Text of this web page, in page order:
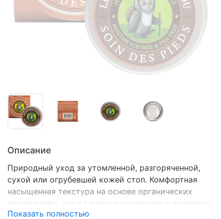
Описание
Природный уход за утомленной, разгоряченной,
сухой или огрубевшей кожей стоп. Комфортная
насыщенная текстура на основе органических
масел оливы, ши и таману в сочетании с пчелиным
воском для интенсивного питания, гладкости и
Показать полностью